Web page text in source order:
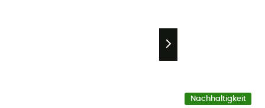
Nachhaltigkeit